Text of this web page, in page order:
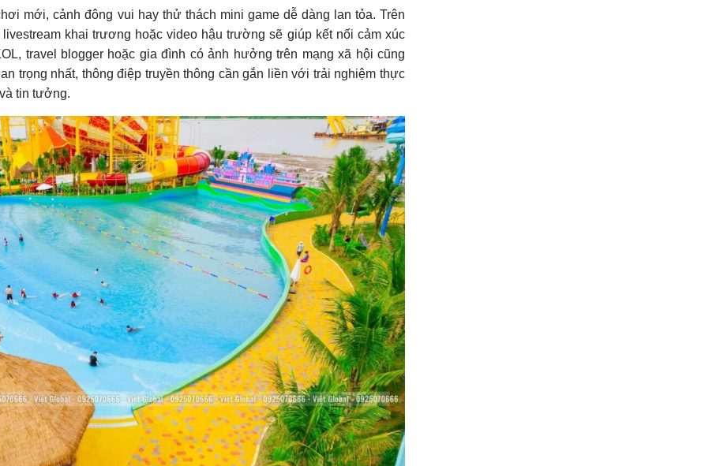
mới, cảnh đông vui hay thử thách mini game dễ dàng lan tỏa. Trên
khai trương hoặc video hậu trường sẽ giúp kết nối cảm xúc
travel blogger hoặc gia đình có ảnh hưởng trên mạng xã hội cũng
trọng nhất, thông điệp truyền thông cần gắn liền với trải nghiệm thực
tin tưởng.